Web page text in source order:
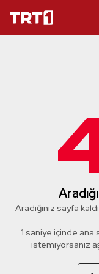
Aradığınız sayfa
1 saniye içinde
istemiyorsanız